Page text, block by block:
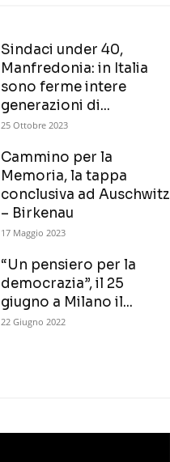
Sindaci under 40,
Manfredonia: in Italia
sono ferme intere
generazioni di...
25 Ottobre 2023
Cammino per la
Memoria, la tappa
conclusiva ad Auschwitz
– Birkenau
17 Maggio 2023
“Un pensiero per la
democrazia”, il 25
giugno a Milano il...
22 Giugno 2022